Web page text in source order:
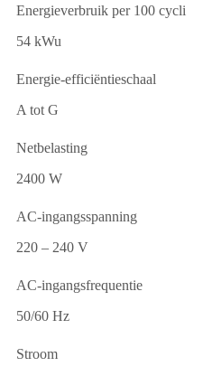
Energieverbruik per 100 cycli
54 kWu
Energie-efficiëntieschaal
A tot G
Netbelasting
2400 W
AC-ingangsspanning
220 – 240 V
AC-ingangsfrequentie
50/60 Hz
Stroom